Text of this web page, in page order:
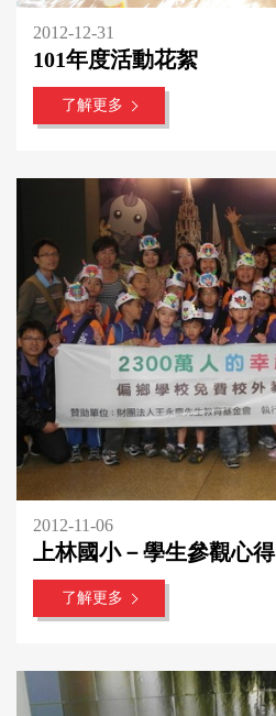
2012-12-31
101年度活動花絮
了解更多
2012-11-06
上林國小－學生參觀心得
了解更多